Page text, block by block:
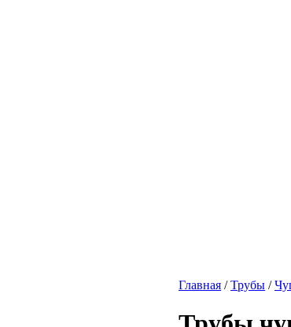
Главная /Трубы /